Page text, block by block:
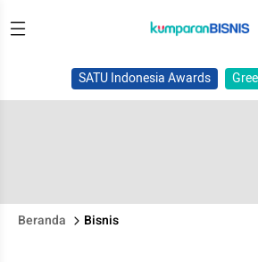
SATU Indonesia Awards
Beranda Bisnis